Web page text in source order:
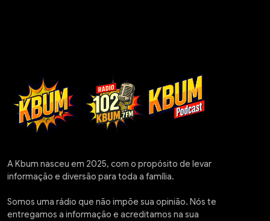
A Kbum nasceu em 2025, com o propósito de levar
informação e diversão para toda a família.
Somos uma rádio que não impõe sua opinião. Nós te
entregamos a informação e acreditamos na sua